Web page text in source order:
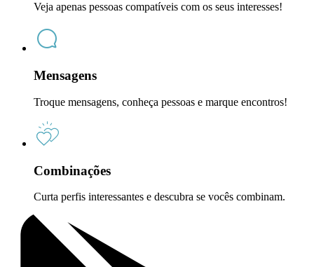
Veja apenas pessoas compatíveis com os seus interesses!
Mensagens
Troque mensagens, conheça pessoas e marque encontros!
Combinações
Curta perfis interessantes e descubra se vocês combinam.